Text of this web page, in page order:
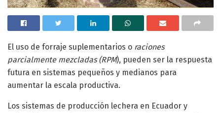
El uso de forraje suplementarios o raciones
parcialmente mezcladas (RPM), pueden ser la respuesta
futura en sistemas pequeños y medianos para
aumentar la escala productiva.
Los sistemas de producción lechera en Ecuador y